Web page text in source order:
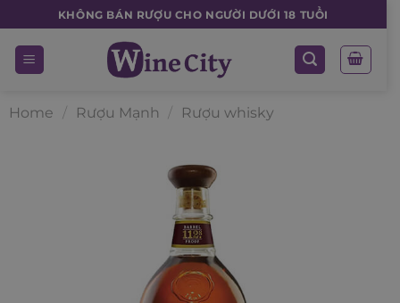
to
content
KHÔNG BÁN RƯỢU CHO NGƯỜI DƯỚI 18 TUỔI
Home / Rượu Mạnh / Rượu whisky